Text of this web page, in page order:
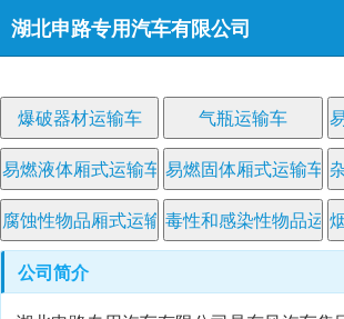
湖北申路专用汽车有限公司
爆破器材运输车 气瓶运输车
易燃液体厢式运输车 易燃固体厢式运输车
腐蚀性物品厢式运输车毒性和感染性物品运
公司简介